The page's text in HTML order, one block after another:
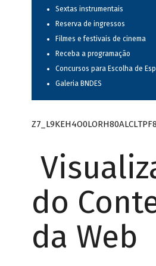
Sextas instrumentais
Reserva de ingressos
Filmes e festivais de cinema
Receba a programação
Concursos para Escolha de
Galeria BNDES
do
da Web